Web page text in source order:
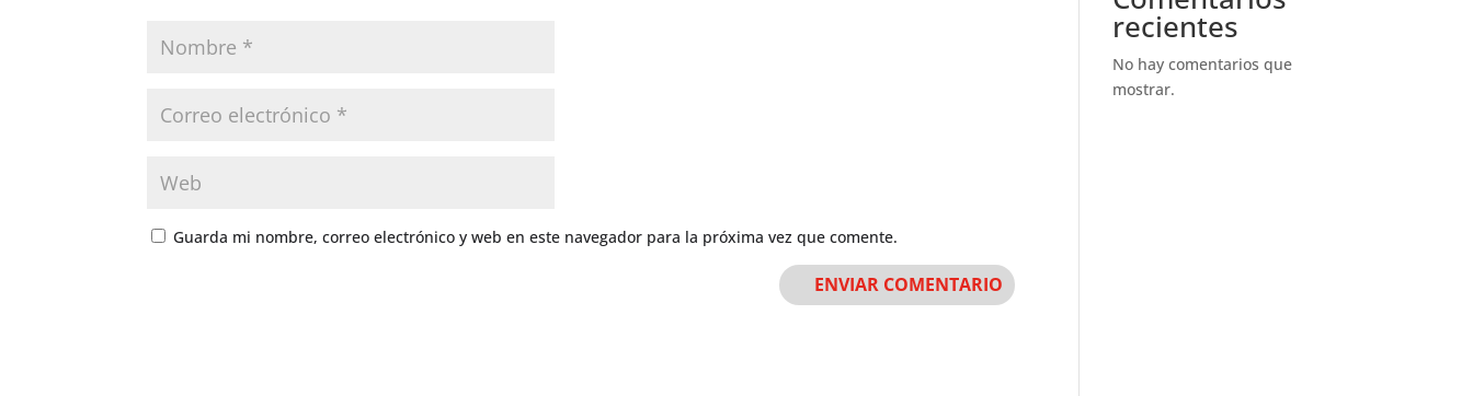
Guarda mi nombre, correo electrónico y web en este navegador para la próxima vez que comente.
recientes
No hay comentarios que
mostrar.